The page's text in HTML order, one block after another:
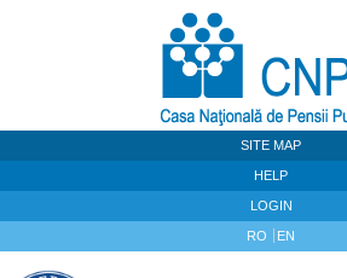
SITE MAP
HELP
LOGIN
RO EN